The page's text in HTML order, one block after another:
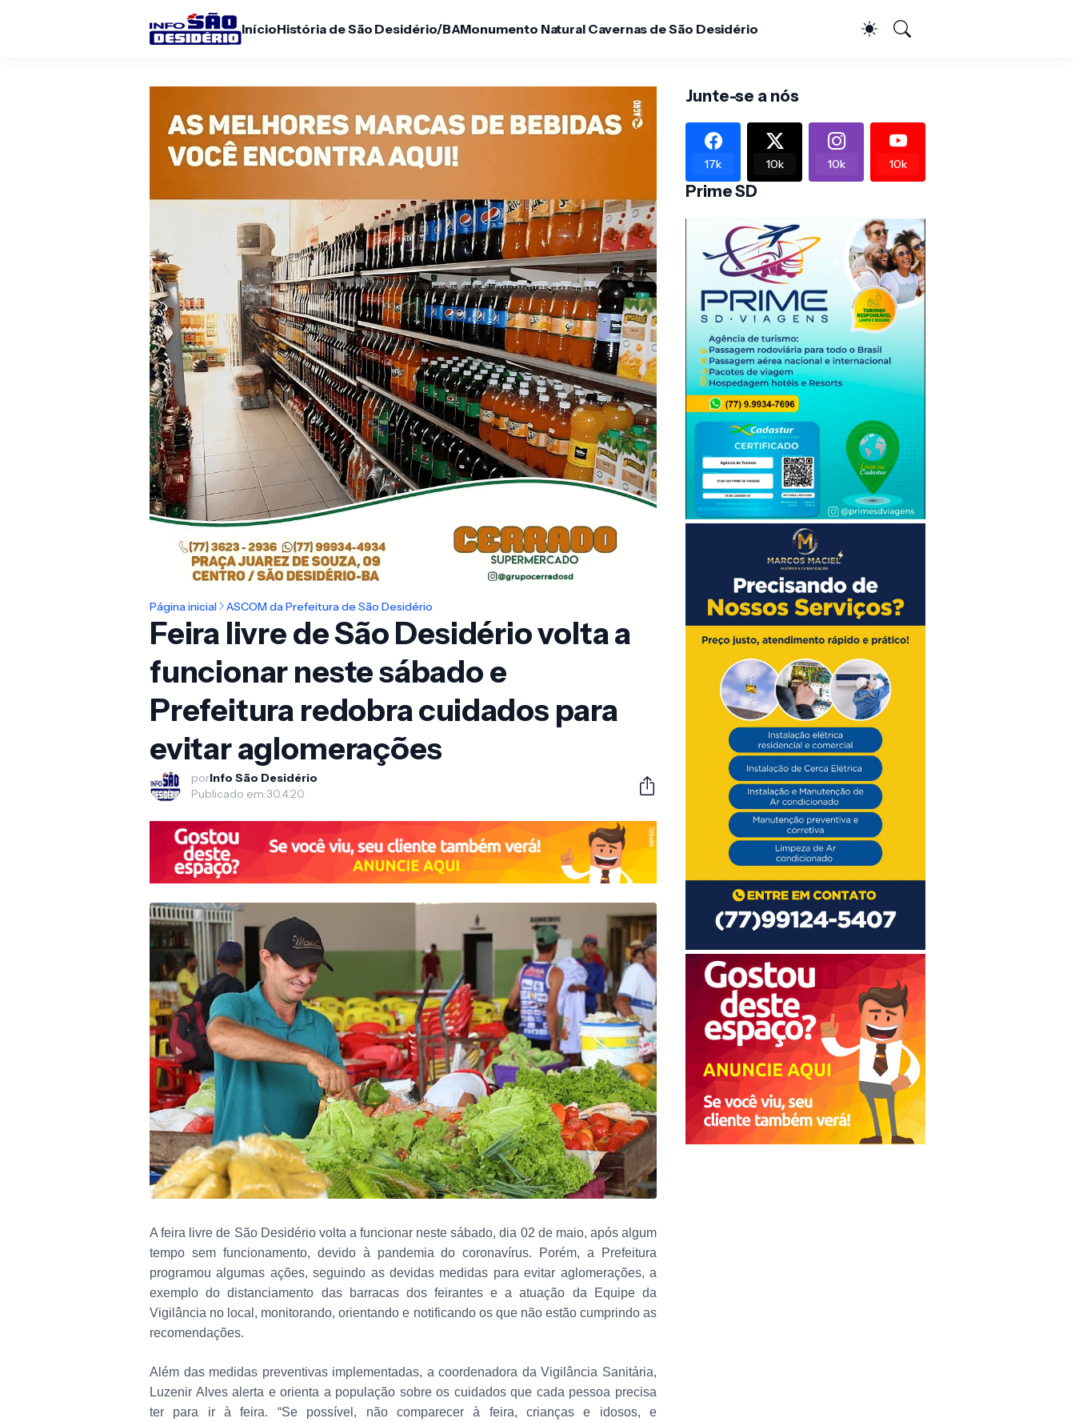
InícioHistória de São Desidério/BAMonumento Natural Cavernas de São Desidério
Página inicial ASCOM da Prefeitura de São Desidério
Feira livre de São Desidério volta a
funcionar neste sábado e
Prefeitura redobra cuidados para
evitar aglomerações
porInfo São Desidério
Publicado em:30.4.20
A feira livre de São Desidério volta a funcionar neste sábado, dia 02 de maio, após algum
tempo sem funcionamento, devido à pandemia do coronavírus. Porém, a Prefeitura
programou algumas ações, seguindo as devidas medidas para evitar aglomerações, a
exemplo do distanciamento das barracas dos feirantes e a atuação da Equipe da
Vigilância no local, monitorando, orientando e notificando os que não estão cumprindo as
recomendações.
Além das medidas preventivas implementadas, a coordenadora da Vigilância Sanitária,
Luzenir Alves alerta e orienta a população sobre os cuidados que cada pessoa precisa
ter para ir à feira. “Se possível, não comparecer à feira, crianças e idosos, e
Junte-se a nós
17k 10k 10k 10k
Prime SD